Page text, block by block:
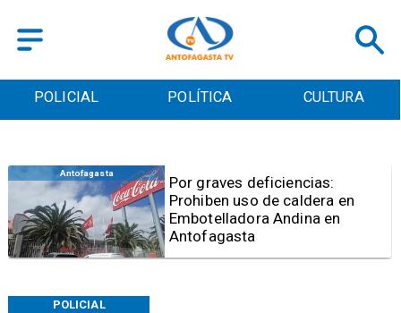
POLICIAL POLÍTICA CULTURA
POLICIAL
Antofagasta
Por graves deficiencias:
Prohiben uso de caldera en
Embotelladora Andina en
Antofagasta